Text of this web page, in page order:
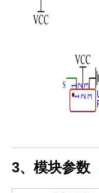
3、模块参数